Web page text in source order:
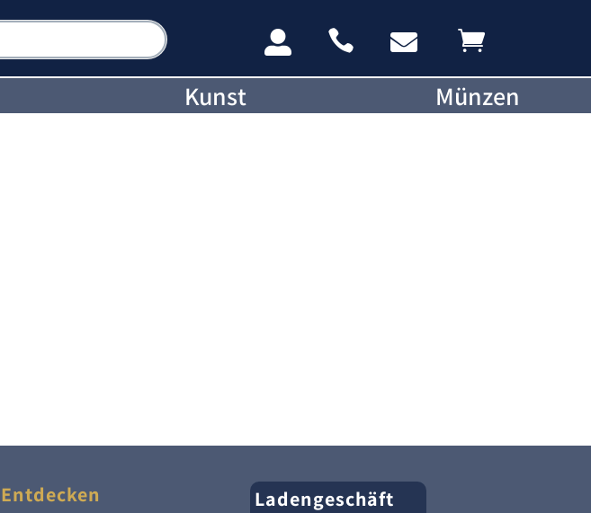
   
Kunst Münzen
Entdecken Ladengeschäft